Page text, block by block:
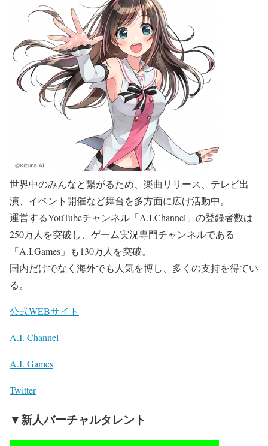
世界中のみんなと繋がるため、楽曲リリース、テレビ出
演、イベント開催など舞台を多方面に広げ活動中。
運営するYouTubeチャンネル「A.I.Channel」の登録者数は
250万人を突破し、ゲーム実況専門チャンネルである
「A.I.Games」も130万人を突破。
国内だけでなく海外でも人気を博し、多くの支持を得てい
る。
公式WEBサイト
A.I. Channel
A.I. Games
Twitter
▼新人バーチャルタレント